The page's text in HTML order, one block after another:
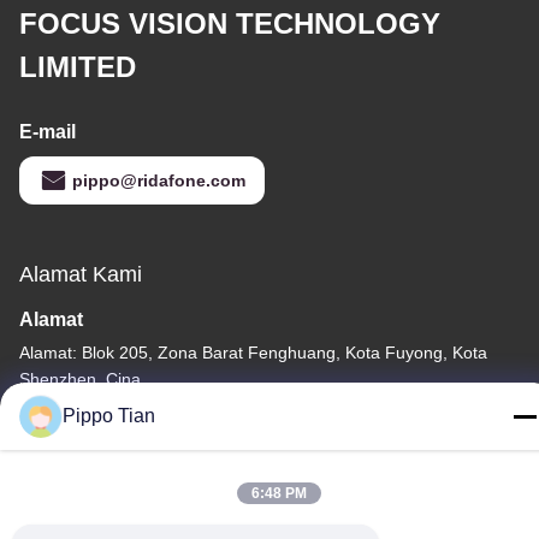
FOCUS VISION TECHNOLOGY
LIMITED
E-mail
pippo@ridafone.com
Alamat Kami
Alamat
Alamat: Blok 205, Zona Barat Fenghuang, Kota Fuyong, Kota
Shenzhen, Cina
Telp Pippo Tian
6:48 PM